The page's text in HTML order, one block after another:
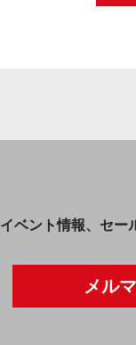
イベント情報、セー
メル